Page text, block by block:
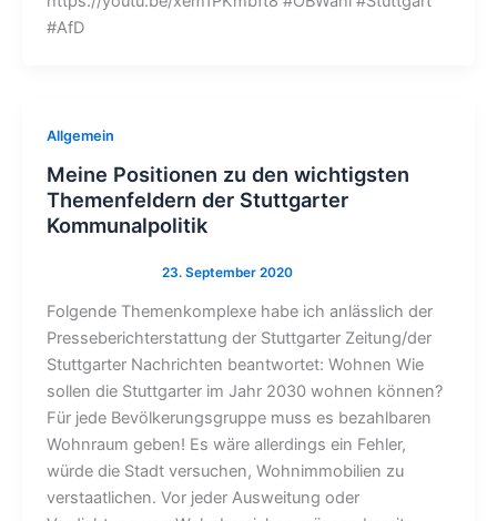
#AfD
Allgemein
Meine Positionen zu den wichtigsten
Themenfeldern der Stuttgarter
Kommunalpolitik
Folgende Themenkomplexe habe ich anlässlich der
Presseberichterstattung der Stuttgarter Zeitung/der
Stuttgarter Nachrichten beantwortet: Wohnen Wie
sollen die Stuttgarter im Jahr 2030 wohnen können?
Für jede Bevölkerungsgruppe muss es bezahlbaren
Wohnraum geben! Es wäre allerdings ein Fehler,
würde die Stadt versuchen, Wohnimmobilien zu
verstaatlichen. Vor jeder Ausweitung oder